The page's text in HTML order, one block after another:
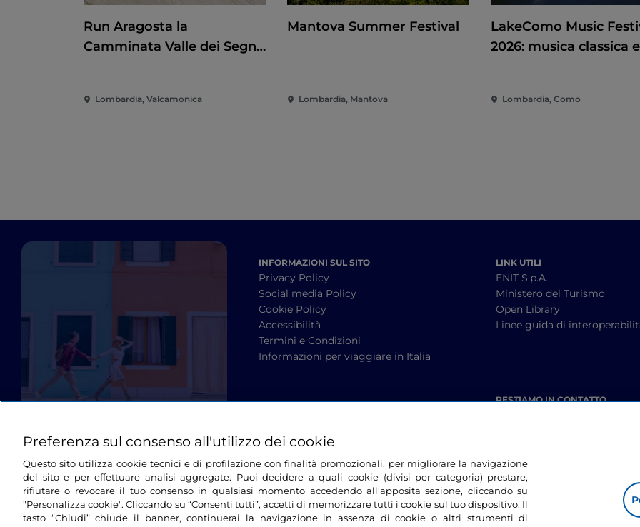
Run Aragosta la
Camminata Valle dei Segni
Lombardia, Valcamonica
Mantova Summer Festival
Lombardia, Mantova
LakeComo Music
2026: musica classica e
Lombardia, Como
INFORMAZIONI SUL SITO
Privacy Policy
Social media Policy
Cookie Policy
Accessibilità
Termini e Condizioni
Informazioni per viaggiare in Italia
LINK UTILI
ENIT S.p.A.
Ministero del Turismo
Open Library
Linee guida di
RESTIAMO IN CONTATTO
Preferenza sul consenso all'utilizzo dei cookie
Questo sito utilizza cookie tecnici e di profilazione con finalità promozionali, per migliorare la navigazione
del sito e per effettuare analisi aggregate. Puoi decidere a quali cookie (divisi per categoria) prestare,
rifiutare o revocare il tuo consenso in qualsiasi momento accedendo all'apposita sezione, cliccando su
"Personalizza cookie". Cliccando su “Consenti tutti”, accetti di memorizzare tutti i cookie sul tuo dispositivo. Il
tasto “Chiudi” chiude il banner, continuerai la navigazione in assenza di cookie o altri strumenti di